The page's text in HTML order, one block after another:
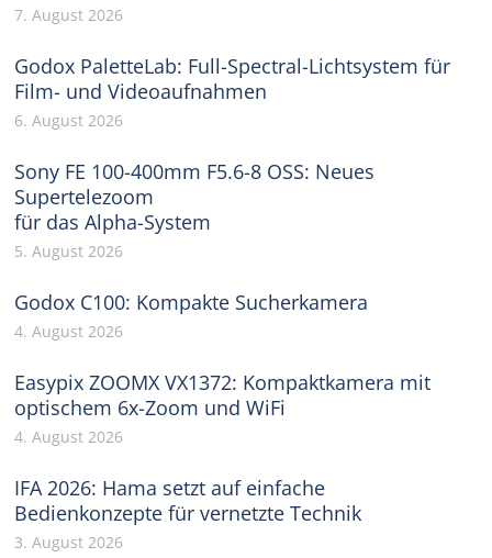
7. August 2026
Godox PaletteLab: Full-Spectral-Lichtsystem für
Film- und Videoaufnahmen
6. August 2026
Sony FE 100-400mm F5.6-8 OSS: Neues
Supertelezoom
für das Alpha-System
5. August 2026
Godox C100: Kompakte Sucherkamera
4. August 2026
Easypix ZOOMX VX1372: Kompaktkamera mit
optischem 6x-Zoom und WiFi
4. August 2026
IFA 2026: Hama setzt auf einfache
Bedienkonzepte für vernetzte Technik
3. August 2026